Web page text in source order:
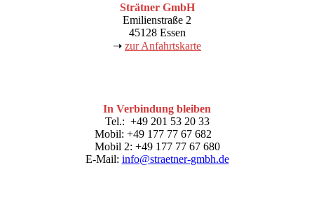
Strätner GmbH
Emilienstraße 2
45128 Essen
➝ zur Anfahrtskarte
In Verbindung bleiben
Tel.: +49 201 53 20 33
Mobil: +49 177 77 67 682
Mobil 2: +49 177 77 67 680
E-Mail: info@straetner-gmbh.de